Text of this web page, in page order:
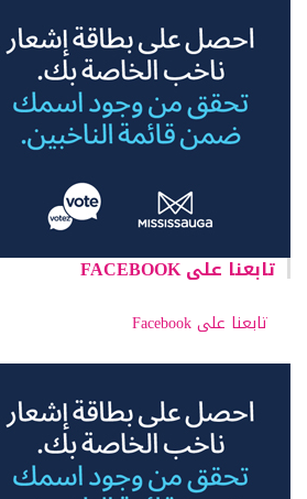
تابعنا على FACEBOOK
تابعنا على Facebook